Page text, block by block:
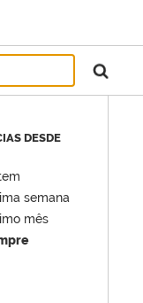
DESDE
semana
mês